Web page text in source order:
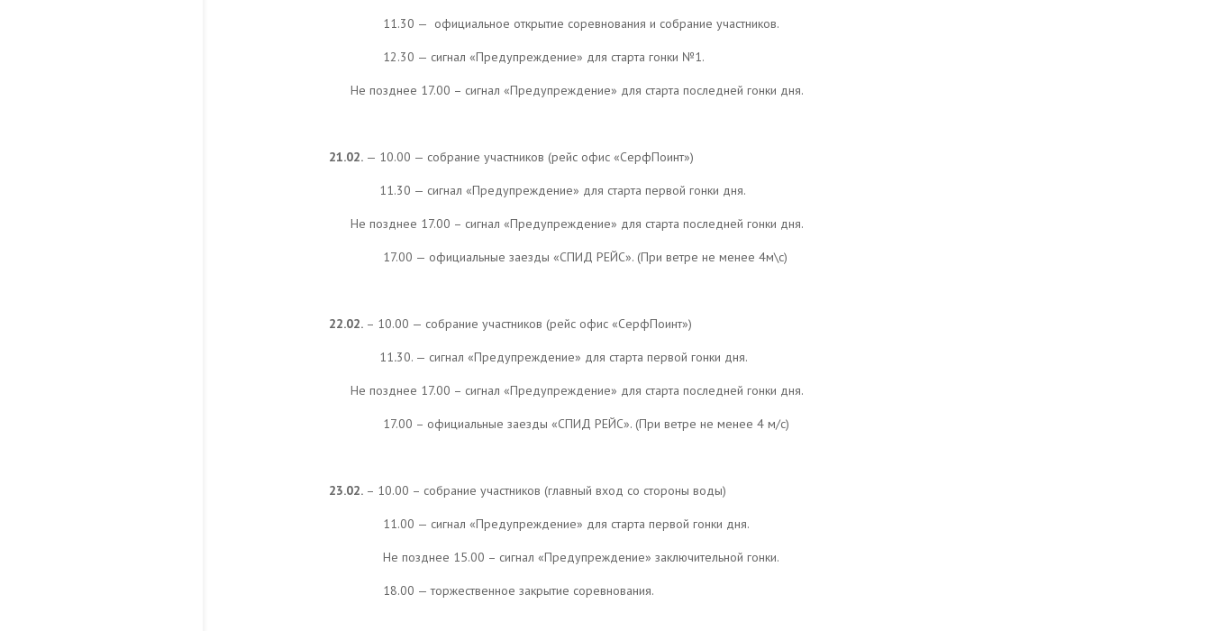
11.30 — официальное открытие соревнования и собрание участников.
12.30 — сигнал «Предупреждение» для старта гонки №1.
Не позднее 17.00 – сигнал «Предупреждение» для старта последней гонки дня.
21.02. — 10.00 — собрание участников (рейс офис «СерфПоинт»)
11.30 — сигнал «Предупреждение» для старта первой гонки дня.
Не позднее 17.00 – сигнал «Предупреждение» для старта последней гонки дня.
17.00 — официальные заезды «СПИД РЕЙС». (При ветре не менее 4м\с)
22.02.– 10.00 — собрание участников (рейс офис «СерфПоинт»)
11.30. — сигнал «Предупреждение» для старта первой гонки дня.
Не позднее 17.00 – сигнал «Предупреждение» для старта последней гонки дня.
17.00 – официальные заезды «СПИД РЕЙС». (При ветре не менее 4 м/с)
23.02.– 10.00 – собрание участников (главный вход со стороны воды)
11.00 — сигнал «Предупреждение» для старта первой гонки дня.
Не позднее 15.00 – сигнал «Предупреждение» заключительной гонки.
18.00 — торжественное закрытие соревнования.